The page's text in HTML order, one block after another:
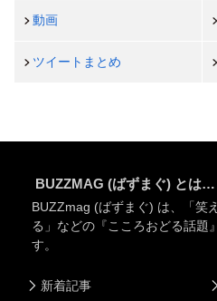
動画
ツイートまとめ
BUZZMAG (ばずまぐ) とは…
BUZZmag (ばずまぐ) は、「笑
る」などの『こころおどる話題
す。
新着記事